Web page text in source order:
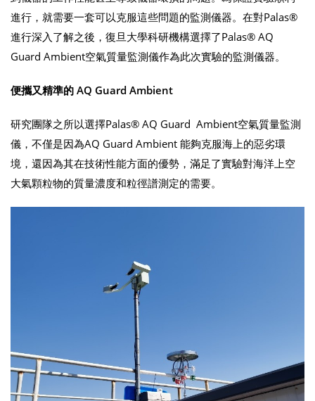
進行，就需要一套可以克服這些問題的監測儀器。在對Palas®
進行深入了解之後，復旦大學科研機構選擇了Palas® AQ
Guard Ambient空氣質量監測儀作為此次實驗的監測儀器。
便攜又精準的 AQ Guard Ambient
研究團隊之所以選擇Palas® AQ Guard Ambient空氣質量監測
儀，不僅是因為AQ Guard Ambient 能夠克服海上的惡劣環
境，還因為其在技術性能方面的優勢，滿足了實驗對海洋上空
大氣顆粒物的質量濃度和粒徑譜測定的需要。